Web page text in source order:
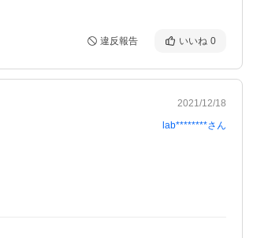
違反報告 いいね 0
2021/12/18
lab********さん